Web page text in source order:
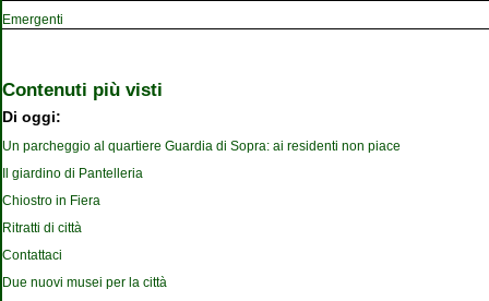
Emergenti
Contenuti più visti
Di oggi:
Un parcheggio al quartiere Guardia di Sopra: ai residenti non piace
Il giardino di Pantelleria
Chiostro in Fiera
Ritratti di città
Contattaci
Due nuovi musei per la città